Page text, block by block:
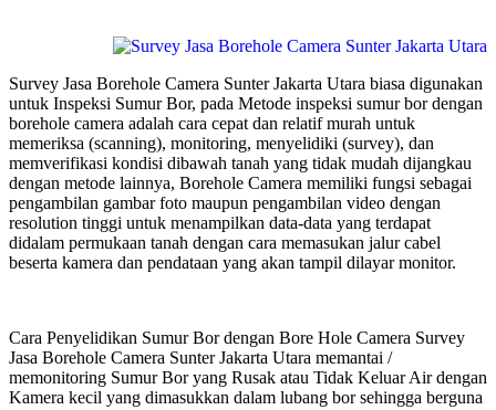
Survey Jasa Borehole Camera Sunter Jakarta Utara biasa digunakan
untuk Inspeksi Sumur Bor, pada Metode inspeksi sumur bor dengan
borehole camera adalah cara cepat dan relatif murah untuk
memeriksa (scanning), monitoring, menyelidiki (survey), dan
memverifikasi kondisi dibawah tanah yang tidak mudah dijangkau
dengan metode lainnya, Borehole Camera memiliki fungsi sebagai
pengambilan gambar foto maupun pengambilan video dengan
resolution tinggi untuk menampilkan data-data yang terdapat
didalam permukaan tanah dengan cara memasukan jalur cabel
beserta kamera dan pendataan yang akan tampil dilayar monitor.
Cara Penyelidikan Sumur Bor dengan Bore Hole Camera Survey
Jasa Borehole Camera Sunter Jakarta Utara memantai /
memonitoring Sumur Bor yang Rusak atau Tidak Keluar Air dengan
Kamera kecil yang dimasukkan dalam lubang bor sehingga berguna